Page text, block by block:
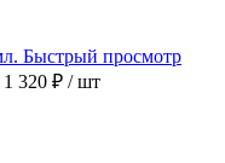
Быстрый просмотр
1 320 ₽ / шт